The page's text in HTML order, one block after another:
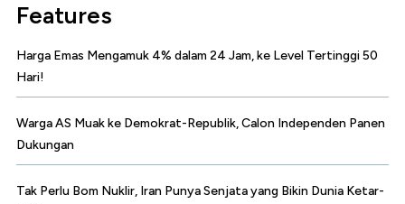
Features
Harga Emas Mengamuk 4% dalam 24 Jam, ke Level Tertinggi 50
Hari!
Warga AS Muak ke Demokrat-Republik, Calon Independen Panen
Dukungan
Tak Perlu Bom Nuklir, Iran Punya Senjata yang Bikin Dunia Ketar-